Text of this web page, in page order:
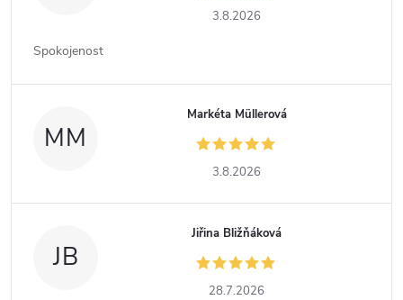
3.8.2026
Spokojenost
MM
Markéta Müllerová
3.8.2026
JB
Jiřina Bližňáková
28.7.2026